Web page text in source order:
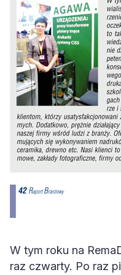
W tym roku na
raz czwarty. Po raz